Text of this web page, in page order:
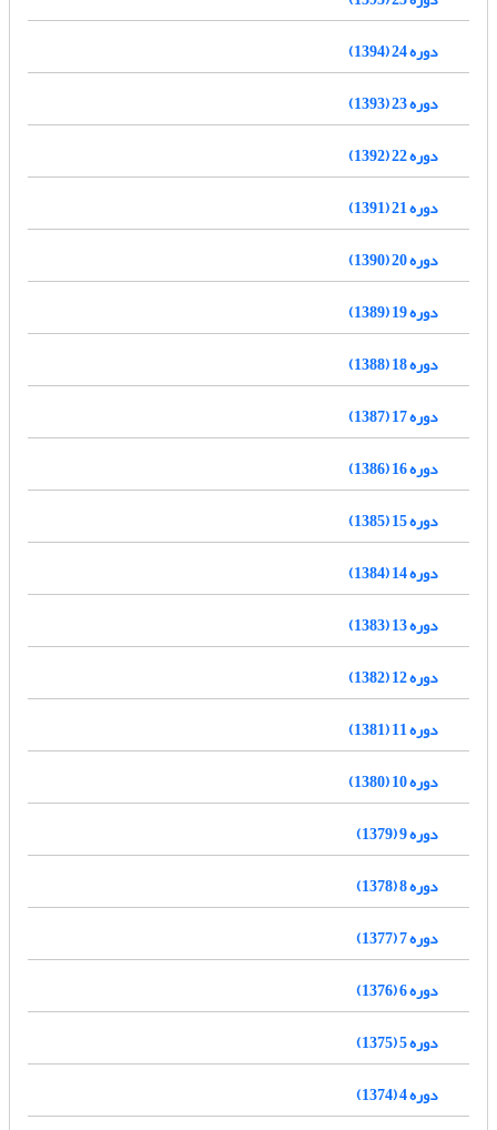
دوره 24 (1394)
دوره 23 (1393)
دوره 22 (1392)
دوره 21 (1391)
دوره 20 (1390)
دوره 19 (1389)
دوره 18 (1388)
دوره 17 (1387)
دوره 16 (1386)
دوره 15 (1385)
دوره 14 (1384)
دوره 13 (1383)
دوره 12 (1382)
دوره 11 (1381)
دوره 10 (1380)
دوره 9 (1379)
دوره 8 (1378)
دوره 7 (1377)
دوره 6 (1376)
دوره 5 (1375)
دوره 4 (1374)